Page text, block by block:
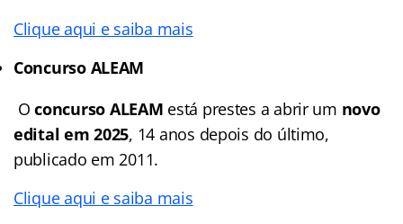
Clique aqui e saiba mais
Concurso ALEAM
Oconcurso ALEAM está prestes a abrir um novo
edital em 2025, 14 anos depois do último,
publicado em 2011.
Clique aqui e saiba mais